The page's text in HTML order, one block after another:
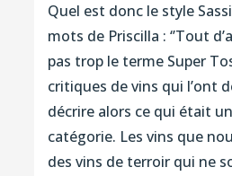
Quel est donc le style
mots de Priscilla : ‘’Tout
pas trop le terme Super
critiques de vins qui l’ont
décrire alors ce qui était
catégorie. Les vins que
des vins de terroir qui ne